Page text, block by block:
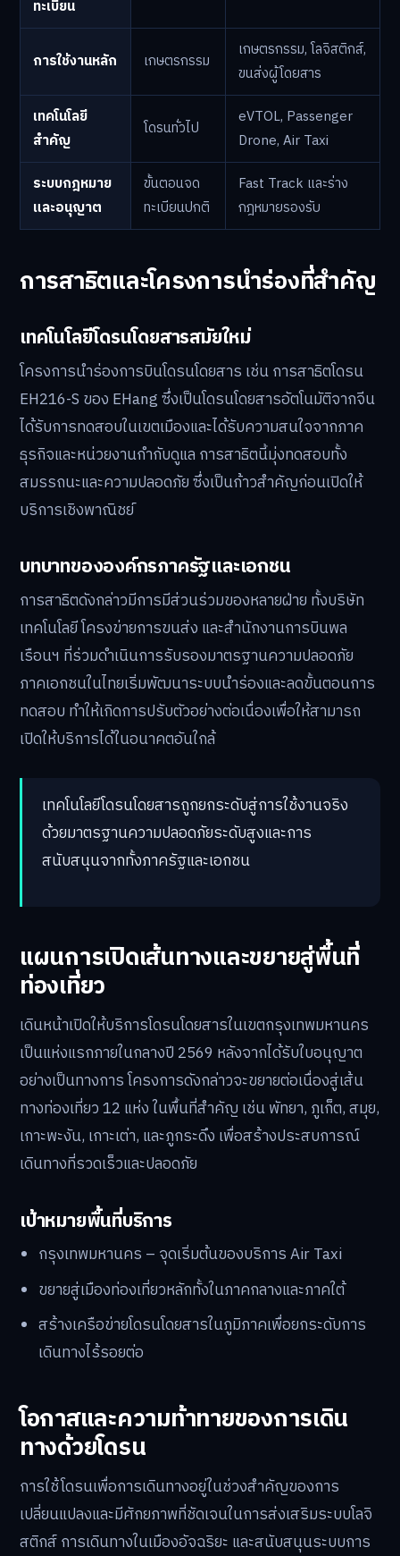
ทะเบียน
การใช้งานหลัก เกษตรกรรม
เกษตรกรรม, โลจิสติกส์,
ขนส่งผู้โดยสาร
เทคโนโลยี
สำคัญ
โดรนทั่วไป
eVTOL, Passenger
Drone, Air Taxi
ระบบกฎหมาย
และอนุญาต
ขั้นตอนจด
ทะเบียนปกติ
Fast Track และร่าง
กฎหมายรองรับ
การสาธิตและโครงการนำร่องที่สำคัญ
เทคโนโลยีโดรนโดยสารสมัยใหม่
โครงการนำร่องการบินโดรนโดยสาร เช่น การสาธิตโดรน
EH216-S ของ EHang ซึ่งเป็นโดรนโดยสารอัตโนมัติจากจีน
ได้รับการทดสอบในเขตเมืองและได้รับความสนใจจากภาค
ธุรกิจและหน่วยงานกำกับดูแล การสาธิตนี้มุ่งทดสอบทั้ง
สมรรถนะและความปลอดภัย ซึ่งเป็นก้าวสำคัญก่อนเปิดให้
บริการเชิงพาณิชย์
บทบาทขององค์กรภาครัฐและเอกชน
การสาธิตดังกล่าวมีการมีส่วนร่วมของหลายฝ่าย ทั้งบริษัท
เทคโนโลยี โครงข่ายการขนส่ง และสำนักงานการบินพล
เรือนฯ ที่ร่วมดำเนินการรับรองมาตรฐานความปลอดภัย
ภาคเอกชนในไทยเริ่มพัฒนาระบบนำร่องและลดขั้นตอนการ
ทดสอบ ทำให้เกิดการปรับตัวอย่างต่อเนื่องเพื่อให้สามารถ
เปิดให้บริการได้ในอนาคตอันใกล้
เทคโนโลยีโดรนโดยสารถูกยกระดับสู่การใช้งานจริง
ด้วยมาตรฐานความปลอดภัยระดับสูงและการ
สนับสนุนจากทั้งภาครัฐและเอกชน
แผนการเปิดเส้นทางและขยายสู่พื้นที่
ท่องเที่ยว
เดินหน้าเปิดให้บริการโดรนโดยสารในเขตกรุงเทพมหานคร
เป็นแห่งแรกภายในกลางปี 2569 หลังจากได้รับใบอนุญาต
อย่างเป็นทางการ โครงการดังกล่าวจะขยายต่อเนื่องสู่เส้น
ทางท่องเที่ยว 12 แห่ง ในพื้นที่สำคัญ เช่น พัทยา, ภูเก็ต, สมุย,
เกาะพะงัน, เกาะเต่า, และภูกระดึง เพื่อสร้างประสบการณ์
เดินทางที่รวดเร็วและปลอดภัย
เป้าหมายพื้นที่บริการ
กรุงเทพมหานคร – จุดเริ่มต้นของบริการ Air Taxi
ขยายสู่เมืองท่องเที่ยวหลักทั้งในภาคกลางและภาคใต้
สร้างเครือข่ายโดรนโดยสารในภูมิภาคเพื่อยกระดับการ
เดินทางไร้รอยต่อ
โอกาสและความท้าทายของการเดิน
ทางด้วยโดรน
การใช้โดรนเพื่อการเดินทางอยู่ในช่วงสำคัญของการ
เปลี่ยนแปลงและมีศักยภาพที่ชัดเจนในการส่งเสริมระบบโลจิ
สติกส์ การเดินทางในเมืองอัจฉริยะ และสนับสนุนระบบการ